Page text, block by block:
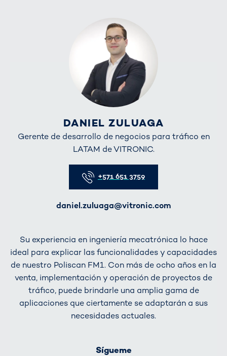
DANIEL ZULUAGA
Gerente de desarrollo de negocios para tráfico en
LATAM de VITRONIC.
+571 651 3759
daniel.zuluaga@vitronic.com
Su experiencia en ingeniería mecatrónica lo hace
ideal para explicar las funcionalidades y capacidades
de nuestro Poliscan FM1. Con más de ocho años en la
venta, implementación y operación de proyectos de
tráfico, puede brindarle una amplia gama de
aplicaciones que ciertamente se adaptarán a sus
necesidades actuales.
Sígueme